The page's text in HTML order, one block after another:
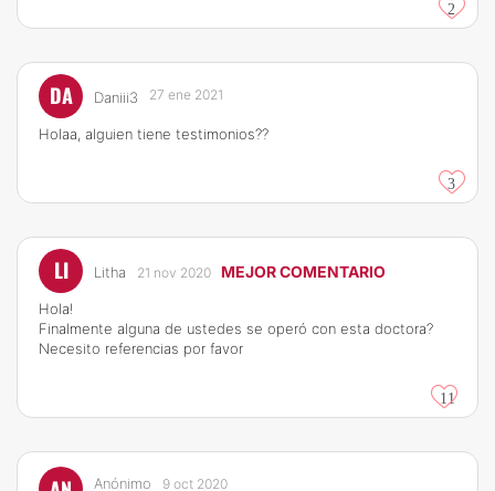
2
DA Daniii3 27 ene 2021
Holaa, alguien tiene testimonios??
3
LI Litha 21 nov 2020 MEJOR COMENTARIO
Hola!
Finalmente alguna de ustedes se operó con esta doctora?
Necesito referencias por favor
11
Anónimo 9 oct 2020